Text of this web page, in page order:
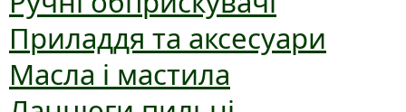
Приладдя та аксесуари
Масла і мастила